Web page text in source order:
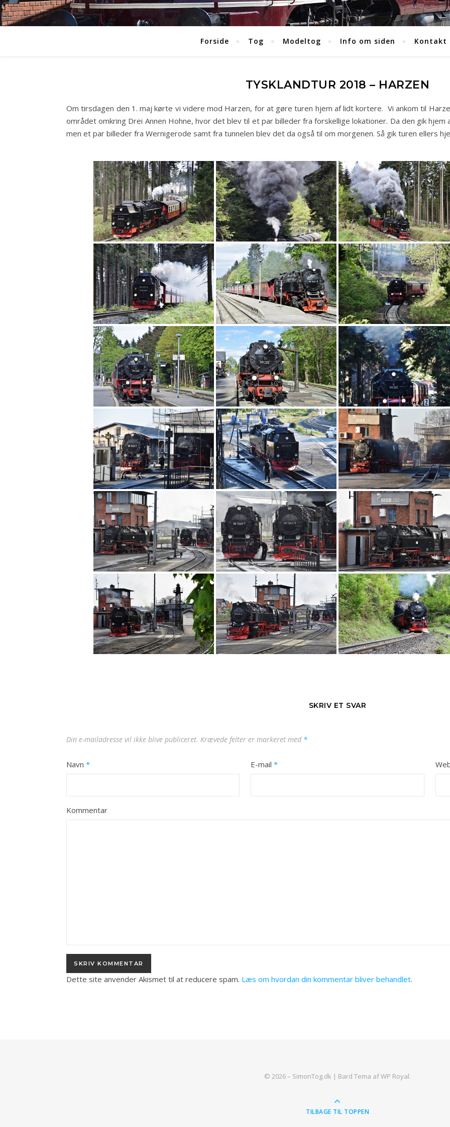
Forside Tog Modeltog Info om siden Kontakt
TYSKLANDTUR 2018 – HARZEN
Om tirsdagen den 1. maj kørte vi videre mod Harzen, for at gøre turen hjem af lidt kortere. Vi ankom til
området omkring Drei Annen Hohne, hvor det blev til et par billeder fra forskellige lokationer. Da den gik
men et par billeder fra Wernigerode samt fra tunnelen blev det da også til om morgenen. Så gik turen ellers
SKRIV ET SVAR
Din e-mailadresse vil ikke blive publiceret. Krævede felter er markeret med *
Navn * E-mail*
Kommentar
Dette site anvender Akismet til at reducere spam. Læs om hvordan din kommentar bliver behandlet.
© 2026 – SimonTog.dk | Bard Tema afWP Royal.
TILBAGE TIL TOPPEN